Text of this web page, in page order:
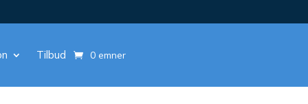
Tilbud 0 emner